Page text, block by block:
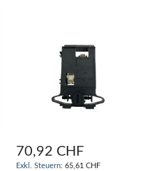
70,92 CHF
65,61 CHF